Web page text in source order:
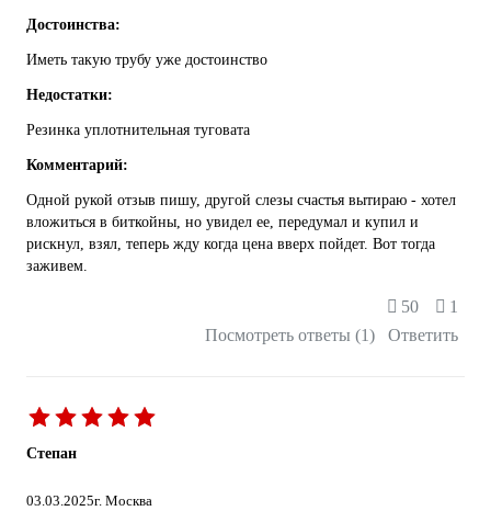
Достоинства:
Иметь такую трубу уже достоинство
Недостатки:
Резинка уплотнительная туговата
Комментарий:
Одной рукой отзыв пишу, другой слезы счастья вытираю - хотел
вложиться в биткойны, но увидел ее, передумал и купил и
рискнул, взял, теперь жду когда цена вверх пойдет. Вот тогда
заживем.
Посмотреть ответы (1) Ответить
50 1
Степан
03.03.2025г. Москва